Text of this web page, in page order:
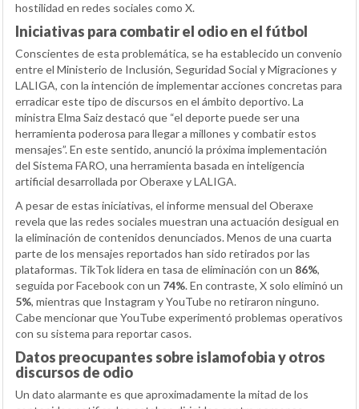
hostilidad en redes sociales como X.
Iniciativas para combatir el odio en el fútbol
Conscientes de esta problemática, se ha establecido un convenio
entre el Ministerio de Inclusión, Seguridad Social y Migraciones y
LALIGA, con la intención de implementar acciones concretas para
erradicar este tipo de discursos en el ámbito deportivo. La
ministra Elma Saiz destacó que “el deporte puede ser una
herramienta poderosa para llegar a millones y combatir estos
mensajes”. En este sentido, anunció la próxima implementación
del Sistema FARO, una herramienta basada en inteligencia
artificial desarrollada por Oberaxe y LALIGA.
A pesar de estas iniciativas, el informe mensual del Oberaxe
revela que las redes sociales muestran una actuación desigual en
la eliminación de contenidos denunciados. Menos de una cuarta
parte de los mensajes reportados han sido retirados por las
plataformas. TikTok lidera en tasa de eliminación con un 86%,
seguida por Facebook con un 74%. En contraste, X solo eliminó un
5%, mientras que Instagram y YouTube no retiraron ninguno.
Cabe mencionar que YouTube experimentó problemas operativos
con su sistema para reportar casos.
Datos preocupantes sobre islamofobia y otros
discursos de odio
Un dato alarmante es que aproximadamente la mitad de los